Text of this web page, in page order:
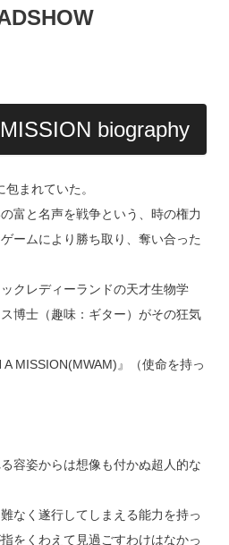
biography
まれていた。
富と名声を戦争という、時の権力
ームにより勝ち取り、奪い合った
クレディーランドの天才生物学
博士（趣味：ギター）がその狂気
MISSION(MWAM)』（使命を持っ
容姿からは想像も付かぬ超人的な
なく遂行してしまえる能力を持っ
をくわえて見過ごすわけはなかっ